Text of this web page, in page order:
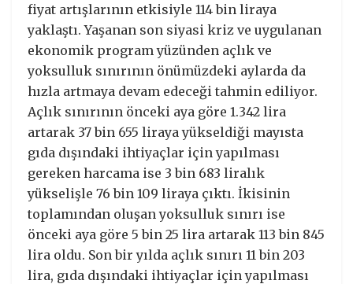
fiyat artışlarının etkisiyle 114 bin liraya
yaklaştı. Yaşanan son siyasi kriz ve uygulanan
ekonomik program yüzünden açlık ve
yoksulluk sınırının önümüzdeki aylarda da
hızla artmaya devam edeceği tahmin ediliyor.
Açlık sınırının önceki aya göre 1.342 lira
artarak 37 bin 655 liraya yükseldiği mayısta
gıda dışındaki ihtiyaçlar için yapılması
gereken harcama ise 3 bin 683 liralık
yükselişle 76 bin 109 liraya çıktı. İkisinin
toplamından oluşan yoksulluk sınırı ise
önceki aya göre 5 bin 25 lira artarak 113 bin 845
lira oldu. Son bir yılda açlık sınırı 11 bin 203
lira, gıda dışındaki ihtiyaçlar için yapılması